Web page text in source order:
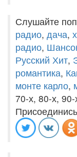
Слушайте
радио, дача,
радио,
Русский Хит,
романтика,
монте карло,
70-х, 80-х,